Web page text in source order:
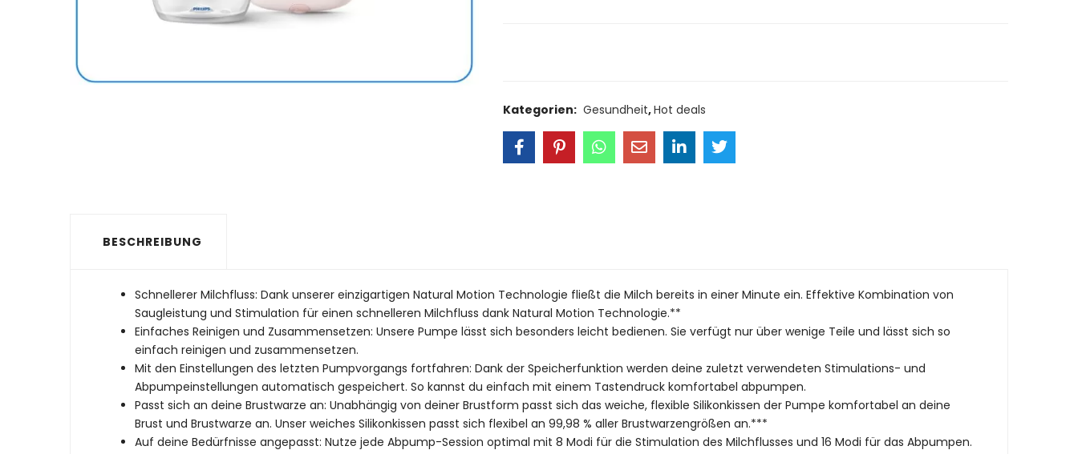
Kategorien: Gesundheit,Hot deals
BESCHREIBUNG
Schnellerer Milchfluss: Dank unserer einzigartigen Natural Motion Technologie fließt die Milch bereits in einer Minute ein. Effektive Kombination von
Saugleistung und Stimulation für einen schnelleren Milchfluss dank Natural Motion Technologie.**
Einfaches Reinigen und Zusammensetzen: Unsere Pumpe lässt sich besonders leicht bedienen. Sie verfügt nur über wenige Teile und lässt sich so
einfach reinigen und zusammensetzen.
Mit den Einstellungen des letzten Pumpvorgangs fortfahren: Dank der Speicherfunktion werden deine zuletzt verwendeten Stimulations- und
Abpumpeinstellungen automatisch gespeichert. So kannst du einfach mit einem Tastendruck komfortabel abpumpen.
Passt sich an deine Brustwarze an: Unabhängig von deiner Brustform passt sich das weiche, flexible Silikonkissen der Pumpe komfortabel an deine
Brust und Brustwarze an. Unser weiches Silikonkissen passt sich flexibel an 99,98 % aller Brustwarzengrößen an.***
Auf deine Bedürfnisse angepasst: Nutze jede Abpump-Session optimal mit 8 Modi für die Stimulation des Milchflusses und 16 Modi für das Abpumpen.